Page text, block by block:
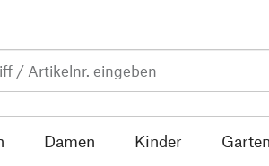
Damen Kinder Garten